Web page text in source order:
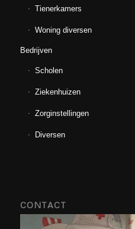
Tienerkamers
Woning diversen
Bedrijven
Scholen
Ziekenhuizen
Zorginstellingen
Diversen
CONTACT